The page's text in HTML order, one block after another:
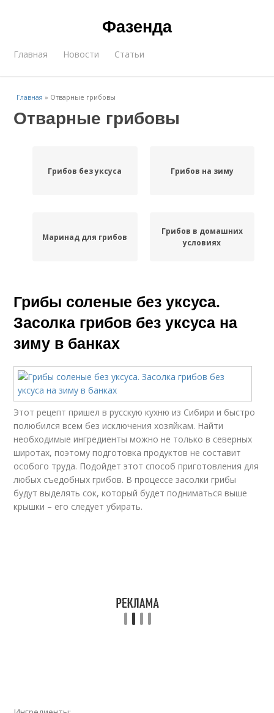
Фазенда
Главная Новости Статьи
Главная » Отварные грибовы
Отварные грибовы
Грибов без уксуса Грибов на зиму
Маринад для грибов
Грибов в домашних
условиях
Грибы соленые без уксуса.
Засолка грибов без уксуса на
зиму в банках
Этот рецепт пришел в русскую кухню из Сибири и быстро
полюбился всем без исключения хозяйкам. Найти
необходимые ингредиенты можно не только в северных
широтах, поэтому подготовка продуктов не составит
особого труда. Подойдет этот способ приготовления для
любых съедобных грибов. В процессе засолки грибы
будут выделять сок, который будет подниматься выше
крышки – его следует убирать.